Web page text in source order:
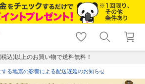
shopping_cart lock_outline
ログイン
込)以上のお買い物で送料無料！
る地震の影響による配送遅延のお知らせ